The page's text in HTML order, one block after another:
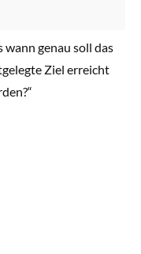
wann genau soll das
Ziel erreicht